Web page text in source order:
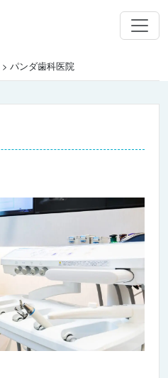
> パンダ歯科医院